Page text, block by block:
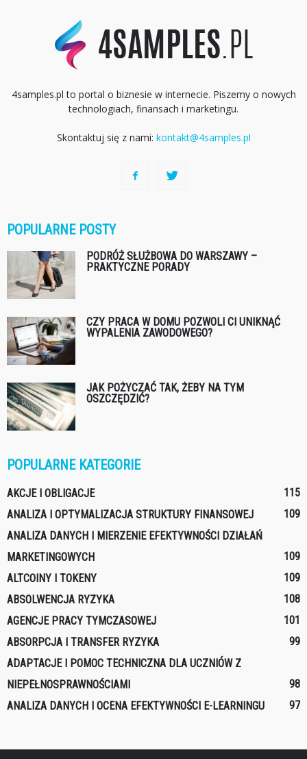
4samples.pl to portal o biznesie w internecie. Piszemy o nowych
technologiach, finansach i marketingu.
Skontaktuj się z nami: kontakt@4samples.pl
POPULARNE POSTY
PODRÓŻ SŁUŻBOWA DO WARSZAWY –
PRAKTYCZNE PORADY
CZY PRACA W DOMU POZWOLI CI UNIKNĄĆ
WYPALENIA ZAWODOWEGO?
JAK POŻYCZAĆ TAK, ŻEBY NA TYM
OSZCZĘDZIĆ?
POPULARNE KATEGORIE
AKCJE I OBLIGACJE
115
ANALIZA I OPTYMALIZACJA STRUKTURY FINANSOWEJ
109
ANALIZA DANYCH I MIERZENIE EFEKTYWNOŚCI DZIAŁAŃ
MARKETINGOWYCH
109
ALTCOINY I TOKENY
109
ABSOLWENCJA RYZYKA
108
AGENCJE PRACY TYMCZASOWEJ
101
ABSORPCJA I TRANSFER RYZYKA
99
ADAPTACJE I POMOC TECHNICZNA DLA UCZNIÓW Z
NIEPEŁNOSPRAWNOŚCIAMI
98
ANALIZA DANYCH I OCENA EFEKTYWNOŚCI E-LEARNINGU
97